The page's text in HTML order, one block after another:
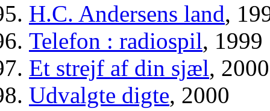
H.C. Andersens land,
Telefon : radiospil, 1999
Et strejf af din sjæl, 2000
Udvalgte digte, 2000